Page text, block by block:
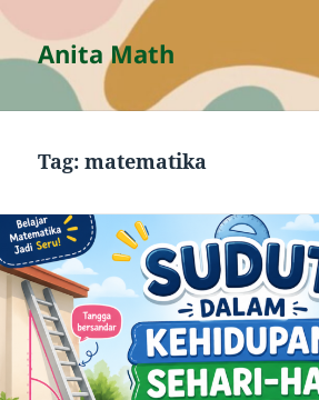
Anita Math
Tag:matematika